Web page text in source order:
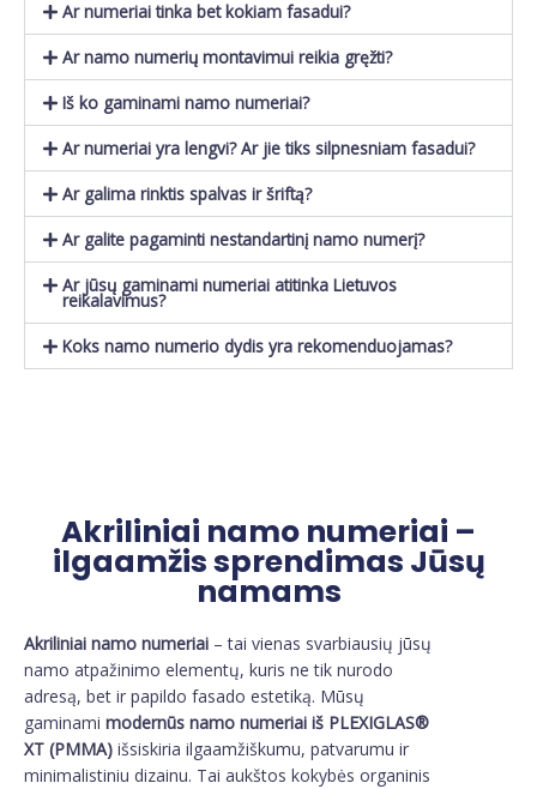
Ar numeriai tinka bet kokiam fasadui?
Ar namo numerių montavimui reikia gręžti?
Iš ko gaminami namo numeriai?
Ar numeriai yra lengvi? Ar jie tiks silpnesniam fasadui?
Ar galima rinktis spalvas ir šriftą?
Ar galite pagaminti nestandartinį namo numerį?
Ar jūsų gaminami numeriai atitinka Lietuvos
reikalavimus?
Koks namo numerio dydis yra rekomenduojamas?
Akriliniai namo numeriai –
ilgaamžis sprendimas Jūsų
namams
Akriliniai namo numeriai – tai vienas svarbiausių jūsų
namo atpažinimo elementų, kuris ne tik nurodo
adresą, bet ir papildo fasado estetiką. Mūsų
gaminami modernūs namo numeriai iš PLEXIGLAS®
XT (PMMA) išsiskiria ilgaamžiškumu, patvarumu ir
minimalistiniu dizainu. Tai aukštos kokybės organinis